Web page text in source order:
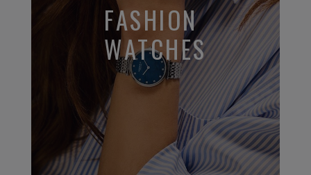
FASHION
WATCHES